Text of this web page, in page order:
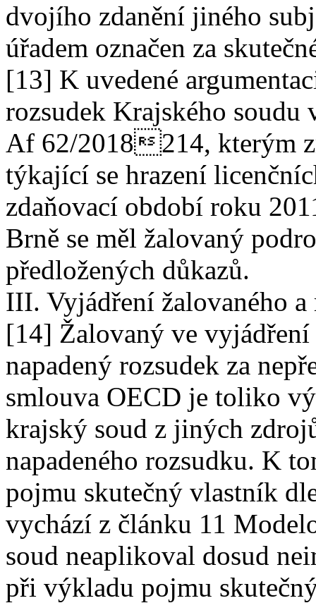
dvojího zdanění jiného
úřadem označen za
[13] K uvedené
rozsudek Krajského soudu
Af 62/2018214, kterým
týkající se hrazení
zdaňovací období roku
Brně se měl žalovaný
předložených důkazů.
III. Vyjádření žalovaného
[14] Žalovaný ve vyjádření
napadený rozsudek za
smlouva OECD je toliko
krajský soud z jiných
napadeného rozsudku. K
pojmu skutečný vlastník
vychází z článku 11
soud neaplikoval dosud
při výkladu pojmu